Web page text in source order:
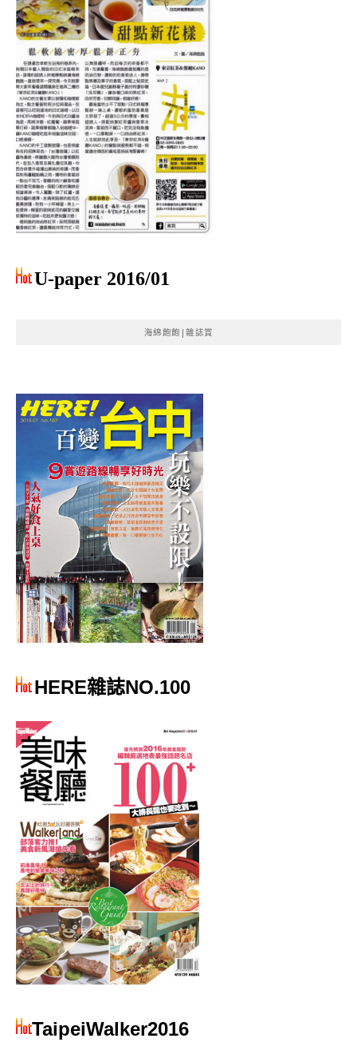
U-paper 2016/01
海綿飽飽|雜誌賞
HERE雜誌NO.100
TaipeiWalker2016